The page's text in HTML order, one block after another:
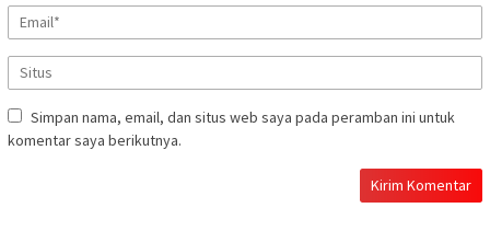
Simpan nama, email, dan situs web saya pada peramban ini untuk
komentar saya berikutnya.